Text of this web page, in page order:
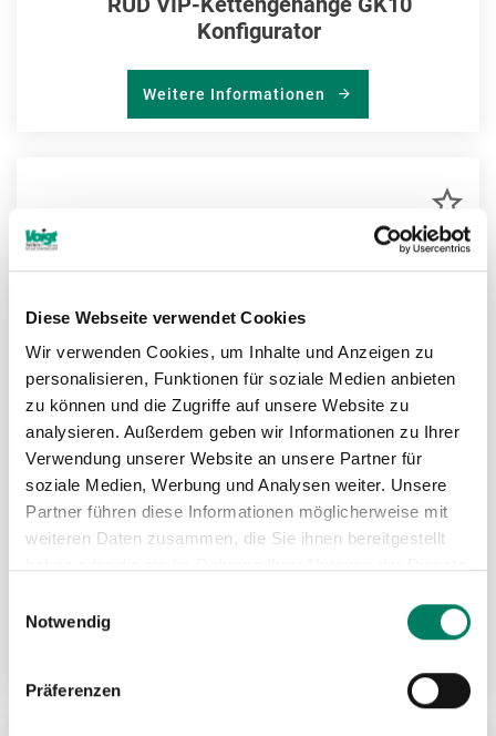
Diese Webseite verwendet Cookies
Wir verwenden Cookies, um Inhalte und Anzeigen zu
personalisieren, Funktionen für soziale Medien anbieten
zu können und die Zugriffe auf unsere Website zu
analysieren. Außerdem geben wir Informationen zu Ihrer
Verwendung unserer Website an unsere Partner für
soziale Medien, Werbung und Analysen weiter. Unsere
Partner führen diese Informationen möglicherweise mit
weiteren Daten zusammen, die Sie ihnen bereitgestellt
Notwendig
Präferenzen
Konfigurator
Weitere Informationen